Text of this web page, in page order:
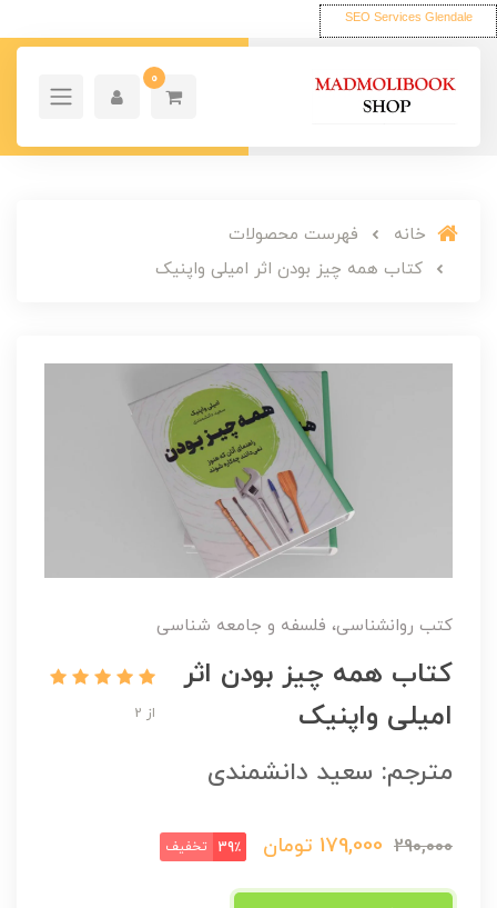
SEO Services Glendale
0
خانه
فهرست محصولات
کتاب همه چیز بودن اثر امیلی واپنیک
کتب روانشناسی، فلسفه و جامعه شناسی
کتاب همه چیز بودن اثر
امیلی واپنیک
از 2
مترجم: سعید دانشمندی
290,000
179,000 تومان 39٪ تخفیف